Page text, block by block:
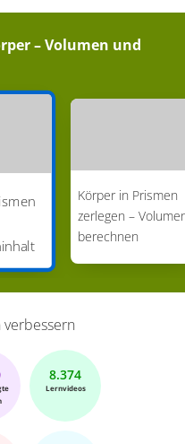
– Volumen und
Körper in Prismen
zerlegen –
berechnen
verbessern
8.374
Lernvideos